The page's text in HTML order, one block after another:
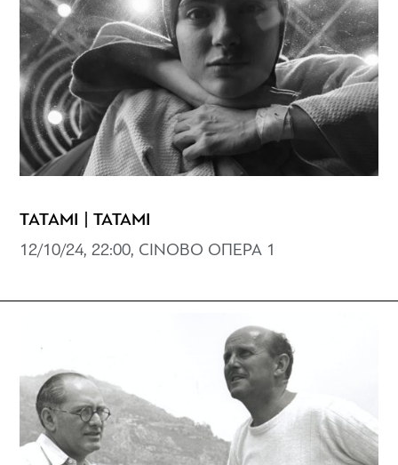
ΤΑΤΑΜΙ | TATAMI
12/10/24, 22:00, CINOBO ΟΠΕΡΑ 1